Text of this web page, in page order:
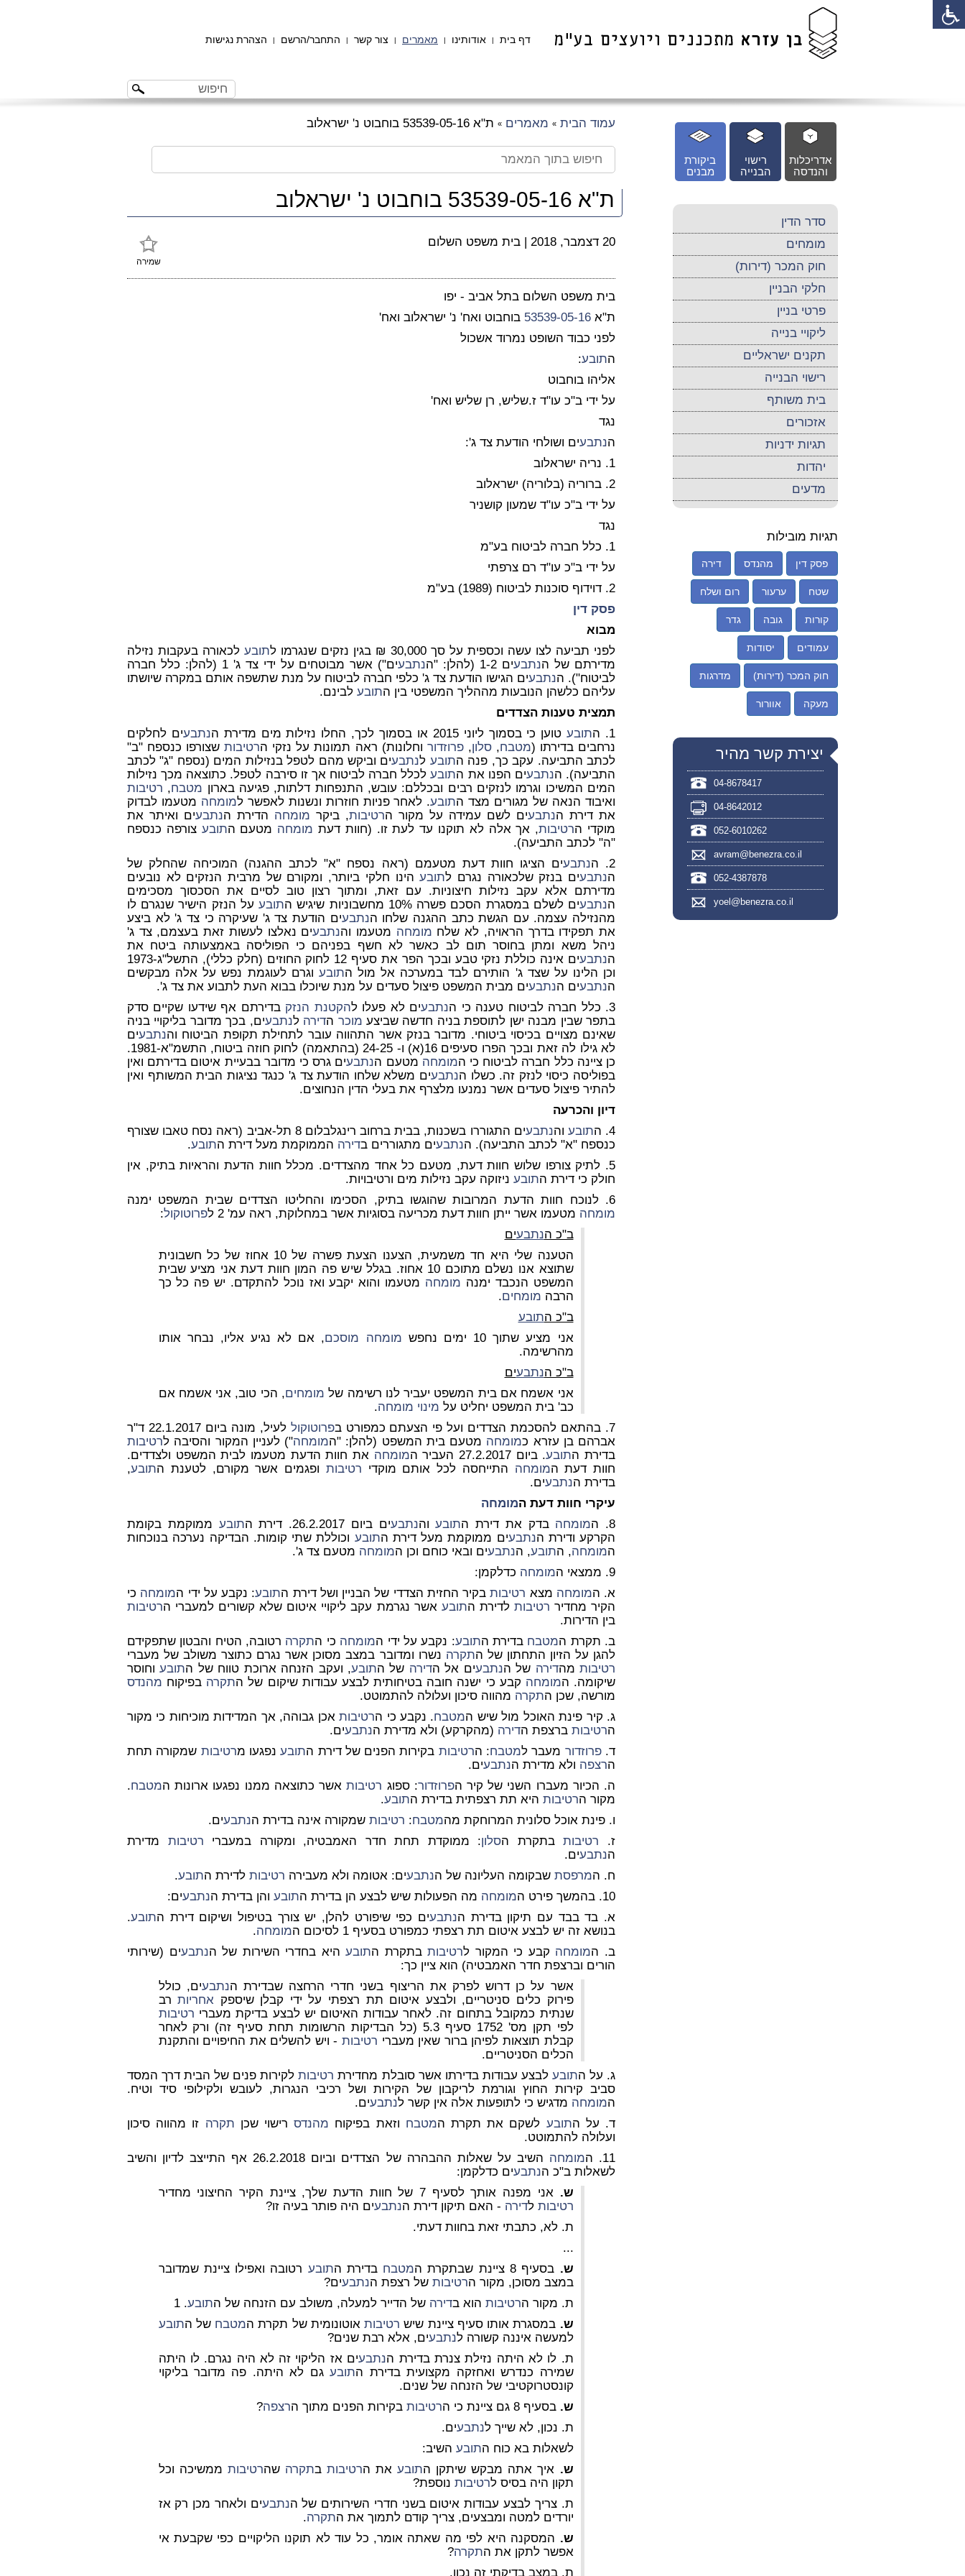
דף בית | אודותינו | מאמרים | צור קשר | התחבר/הרשם | הצהרת נגישות
עמוד הבית » מאמרים » ת"א 53539-05-16 בוחבוט נ' ישראלוב
ת"א 53539-05-16 בוחבוט נ' ישראלוב
שמירה
20 דצמבר, 2018 | בית משפט השלום
בית משפט השלום בתל אביב - יפו
ת"א 53539-05-16 בוחבוט ואח' נ' ישראלוב ואח'
לפני כבוד השופט נמרוד אשכול
התובע:
אליהו בוחבוט
על ידי ב"כ עו"ד ז.שליש, רן שליש ואח'
נגד
הנתבעים ושולחי הודעת צד ג':
1. נריה ישראלוב
2. ברוריה (בלוריה) ישראלוב
על ידי ב"כ עו"ד שמעון קושניר
נגד
1. כלל חברה לביטוח בע"מ
על ידי ב"כ עו"ד רם צרפתי
2. דוידוף סוכנות לביטוח (1989) בע"מ
פסק דין
מבוא
לפני תביעה לצו עשה וכספית על סך 30,000 ₪ בגין נזקים שנגרמו ל
תובעלכאורה בעקבות נזילה
מדירתם של הנתבעים 1-2 (להלן: "ה נתבע
ים") אשר מבוטחים על ידי צד ג' 1 (להלן: כלל חברה
לביטוח"). הנתבעים הגישו הודעת צד ג' כלפי חברה לביטוח על מנת שתשפה אותם במקרה שיושתו
עליהם כלשהן הנובעות מההליך המשפטי בין התובע לבינם.
תמצית טענות הצדדים
1. ה
תובעטוען כי בסמוך ליוני 2015 או בסמוך לכך, החלו נזילות מים מדירת ה נתבעים לחלקים
נרחבים בדירתו (מטבח,סלון,פרוזדור וחלונות) ראה תמונות על נזקי הרטיבותשצורפו כנספח "ב"
לכתב התביעה. עקב כך, פנה התובע לנתבעים וביקש מהם לטפל בנזילות המים (נספח "ג" לכתב
התביעה). הנתבעים הפנו את התובעלכלל חברה לביטוח אך זו סירבה לטפל. כתוצאה מכך נזילות
המים המשיכו וגרמו לנזקים רבים ובכללם: עובש, התנפחות דלתות, פגיעה בארון מטבח, רטיבות
ואיבוד הנאה של מגורים מצד התובע. לאחר פניות חוזרות ונשנות לאפשר למומחה מטעמו לבדוק
את דירת הנתבעים לשם עמידה על מקור הרטיבות, ביקר מומחה הדירת הנתבעים ואיתר את
מוקדי הרטיבות, אך אלה לא תוקנו עד לעת זו. (חוות דעת מומחה מטעם התובע צורפה כנספח
"ה" לכתב התביעה).
2. ה
נתבעים הציגו חוות דעת מטעמם (ראה נספח "א" לכתב ההגנה) המוכיחה שהחלק של
הנתבעים בנזק שלכאורה נגרם לתובעהינו חלקי ביותר, ומקורם של מרבית הנזקים לא נובעים
מדירתם אלא עקב נזילות חיצוניות. עם זאת, ומתוך רצון טוב לסיים את הסכסוך מסכימים
הנתבעים לשלם במסגרת הסכם פשרה 10% מחשבוניות שיגיש ה תובעעל הנזק הישיר שנגרם לו
מהנזילה עצמה. עם הגשת כתב ההגנה שלחו הנתבעים הודעת צד ג' שעיקרה כי צד ג' לא ביצע
את תפקידו בדרך הראויה, לא שלח מומחה מטעמו והנתבעים נאלצו לעשות זאת בעצמם, צד ג'
ניהל משא ומתן בחוסר תום לב כאשר לא חשף בפניהם כי הפוליסה באמצעותה ביטח את
הנתבע
ים אינה כוללת נזקי טבע ובכך הפר את סעיף 12 לחוק החוזים (חלק כללי), התשל"ג-1973
וכן הלינו על שצד ג' הותירם לבד במערכה אל מול התובע וגרם לעוגמת נפש על אלה מבקשים
הנתבעים הנתבעים מבית המשפט פיצול סעדים על מנת שיוכלו בבוא העת לתבוע את צד ג'.
3. כלל חברה לביטוח טענה כי ה
נתבעים לא פעלו להקטנת הנזק בדירתם אף שידעו שקיים סדק
בתפר שבין מבנה ישן לתוספת בניה חדשה שביצע מוכר הדירה לנתבעים, בכך מדובר בליקויי בניה
שאינם מצויים בכיסוי ביטוחי. מדובר בנזק אשר התהווה עובר לתחילת תקופת הביטוח והנתבעים
לא גילו לה זאת ובכך הפרו סעיפים 16(א) ו- 24-25 (בהתאמה) לחוק חוזה ביטוח, התשמ"א-1981.
כן ציינה כלל חברה לביטוח כי המומחה מטעם הנתבעים גרס כי מדובר בבעיית איטום בדירתם ואין
בפוליסה כיסוי לנזק זה. כשלו הנתבעים משלא שלחו הודעת צד ג' כנגד נציגות הבית המשותף ואין
להתיר פיצול סעדים אשר נמנעו מלצרף את בעלי הדין הנחוצים.
דיון והכרעה
4. ה
תובע והנתבע
ים התגוררו בשכנות, בבית ברחוב רינגלבלום 8 תל-אביב (ראה נסח טאבו שצורף
כנספח "א" לכתב התביעה). הנתבעים מתגוררים בדירה הממוקמת מעל דירת התובע.
5. לתיק צורפו שלוש חוות דעת, מטעם כל אחד מהצדדים. מכלל חוות הדעת והראיות בתיק, אין
חולק כי דירת התובע ניזוקה עקב נזילות מים ורטיבויות.
6. לנוכח חוות הדעת המרובות שהוגשו בתיק, הסכימו והחליטו הצדדים שבית המשפט ימנה
מומחה מטעמו אשר ייתן חוות דעת מכריעה בסוגיות אשר במחלוקת, ראה עמ' 2 ל פרוטוקול:
ב"כ הנתבעים
הטענה שלי היא חד משמעית, הצענו הצעת פשרה של 10 אחוז של כל חשבונית
שתוצא אנו נשלם מתוכם 10 אחוז. בגלל שיש פה המון חוות דעת אני מציע שבית
המשפט הנכבד ימנה מומחה מטעמו והוא יקבע ואז נוכל להתקדם. יש פה כל כך
הרבה מומחים.
ב"כ התובע
אני מציע שתוך 10 ימים נחפש
מומחה מוסכם, אם לא נגיע אליו, נבחר אותו
מהרשימה.
ב"כ הנתבעים
אני אשמח אם בית המשפט יעביר לנו רשימה של מומחים, הכי טוב, אני אשמח אם
כב' בית המשפט יחליט על מינוי מומחה.
7. בהתאם להסכמת הצדדים ועל פי הצעתם כמפורט ב
פרוטוקול
לעיל, מונה ביום 22.1.2017 ד"ר
אברהם בן עזרא כמומחה מטעם בית המשפט (להלן: "המומחה") לעניין המקור והסיבה לרטיבות
בדירת התובע. ביום 27.2.2017 העביר ה מומחה את חוות הדעת מטעמו לבית המשפט ולצדדים.
חוות דעת המומחה התייחסה לכל אותם מוקדי רטיבות ופגמים אשר מקורם, לטענת התובע,
בדירת הנתבעים.
עיקרי חוות דעת המומחה
8. ה
מומחה בדק את דירת התובעוהנתבעים ביום 26.2.2017. דירת ה תובע ממוקמת בקומת
הקרקע ודירת הנתבעים ממוקמת מעל דירת התובע וכוללת שתי קומות. הבדיקה נערכה בנוכחות
המומחה, התובע, הנתבעים ובאי כוחם וכן המומחה מטעם צד ג'.
9. ממצאי ה
מומחה כדלקמן:
א. המומחה מצא רטיבותבקיר החזית הצדדי של הבניין ושל דירת התובע: נקבע על ידי המומחה כי
הקיר מחדיר רטיבות לדירת התובע אשר נגרמת עקב ליקויי איטום שלא קשורים למעברי הרטיבות
בין הדירות.
ב. תקרת המטבח בדירת התובע: נקבע על ידי המומחה כי התקרה רטובה, הטיח והבטון שתפקידם
להגן על הזיון התחתון של התקרה נשרו ומדובר במצב מסוכן אשר נגרם כתוצר משולב של מעברי
רטיבותמהדירה של הנתבעים אל הדירה של התובע, ועקב הזנחה ארוכת טווח של התובעוחוסר
שיקומה. המומחה קבע כי ישנה חובה בטיחותית לבצע עבודות שיקום של התקרה בפיקוח מהנדס
מורשה, שכן התקרה מהווה סיכון ועלולה להתמוטט.
ג. קיר פינת האוכל מול שיש המטבח. נקבע כי הרטיבותאכן גבוהה, אך המדידות מוכיחות כי מקור
הרטיבות ברצפת הדירה (מהקרקע) ולא מדירת הנתבעים.
ד.פרוזדור מעבר למטבח: הרטיבות בקירות הפנים של דירת התובענפגעו מרטיבות שמקורה תחת
הרצפה ולא מדירת הנתבעים.
ה. הכיור מעברו השני של קיר הפרוזדור: ספוג רטיבותאשר כתוצאה ממנו נפגעו ארונות המטבח.
מקור הרטיבות היא תת רצפתית בדירת התובע.
ו. פינת אוכל סלונית המרוחקת מהמטבח: רטיבות שמקורה אינה בדירת הנתבעים.
ז. רטיבותבתקרת הסלון: ממוקדת תחת חדר האמבטיה, ומקורה במעברי רטיבות מדירת
הנתבעים.
ח. המרפסת שבקומה העליונה של הנתבעים: אטומה ולא מעבירה רטיבות לדירת התובע.
10. בהמשך פירט ה
מומחה מה הפעולות שיש לבצע הן בדירת התובע והן בדירת הנתבעים:
א. בד בבד עם תיקון בדירת הנתבעים כפי שיפורט להלן, יש צורך בטיפול ושיקום דירת התובע.
בנושא זה יש לבצע איטום תת רצפתי כמפורט בסעיף 1 לסיכום ה
מומחה.
ב. המומחה קבע כי המקור לרטיבותבתקרת התובעהיא בחדרי השירות של הנתבעים (שירותי
הורים וברצפת חדר האמבטיה) הוא ציין כך:
אשר על כן דרוש לפרק את הריצוף בשני חדרי הרחצה שבדירת הנתבעים, כולל
פירוק כלים סניטריים, ולבצע איטום תת רצפתי על ידי קבלן שיספק אחריותרב
שנתית כמקובל בתחום זה. לאחר עבודות האיטום יש לבצע בדיקת מעברי רטיבות
לפי תקן מס' 1752 סעיף 5.3 (כל הבדיקות הרשומות תחת סעיף זה) ורק לאחר
קבלת תוצאות לפיהן ברור שאין מעברי רטיבות - ויש להשלים את החיפויים והתקנת
הכלים הסניטריים.
ג. על התובע לבצע עבודות בדירתו אשר סובלת מחדירת רטיבותלקירות פנים של הבית דרך המסד
סביב קירות החוץ וגורמת לריקבון של הקירות ושל רכיבי הנגרות, לעובש ולקילופי סיד וטיח.
המומחה מדגיש כי לתופעות אלה אין קשר לנתבעים.
ד. על התובע לשקם את תקרת המטבח וזאת בפיקוח מהנדסרישוי שכן תקרה זו מהווה סיכון
ועלולה להתמוטט.
11. ה
מומחה
השיב על שאלות ההבהרה של הצדדים וביום 26.2.2018 אף התייצב לדיון והשיב
לשאלות ב"כ הנתבעים כדלקמן:
ש.אני מפנה אותך לסעיף 7 של חוות הדעת שלך, ציינת הקיר החיצוני מחדיר
רטיבות לדירה - האם תיקון דירת הנתבעים היה פותר בעיה זו?
ת. לא, כתבתי זאת בחוות דעתי.
...
ש. בסעיף 8 ציינת שבתקרת ה מטבח בדירת התובע רטובה ואפילו ציינת שמדובר
במצב מסוכן, מקור הרטיבות של רצפת הנתבעים?
ת. מקור הרטיבות הוא בדירה של הדייר למעלה, משולב עם הזנחה של התובע. 1
ש. במסגרת אותו סעיף ציינת שיש רטיבות אוטונומית של תקרת המטבח של התובע
למעשה איננה קשורה לנתבעים, אלא רבת שנים?
ת. לו לא היתה נזילת צנרת בדירת הנתבעים אז הליקוי זה לא היה נגרם. לו היתה
שמירה כנדרש ואחזקה מקצועית בדירת התובעגם לא היתה. פה מדובר בליקוי
קונסטרוקטיבי של הזנחה של שנים.
ש.בסעיף 8 גם ציינת כי ה רטיבות בקירות הפנים מתוך הרצפה?
ת. נכון, לא שייך לנתבעים.
לשאלות בא כוח התובע השיב:
ש. איך אתה מבקש שיתקן התובעאת הרטיבות בתקרה שהרטיבות ממשיכה וכל
תקון היה בסיס לרטיבות נוספת?
ת. צריך לבצע עבודות איטום בשני חדרי השירותים של הנתבעים ולאחר מכן רק אז
יורדים למטה ומבצעים, צריך קודם לתמוך את התקרה.
ש. המסקנה היא לפי מה שאתה אומר, כל עוד לא תוקנו הליקויים כפי שקבעת אי
אפשר לתקן את התקרה?
ת. במצב בדיקתי זה נכון.
ביקורת
מבנים
רישוי
הבנייה
אדריכלות
והנדסה
סדר הדין
מומחים
חוק המכר (דירות)
חלקי הבניין
פרטי בניין
ליקויי בנייה
תקנים ישראליים
רישוי הבנייה
בית משותף
אזכורים
תגיות ידניות
יהדות
מדעים
תגיות מובילות
פסק דין מהנדס דירה
שטח ערעור רום ושלח
קורות גובה גדר
עמודים יסודות
חוק המכר (דירות) מדרגות
מעקה אוורור
יצירת קשר מהיר
04-8678417
04-8642012
052-6010262
avram@benezra.co.il
052-4387878
yoel@benezra.co.il